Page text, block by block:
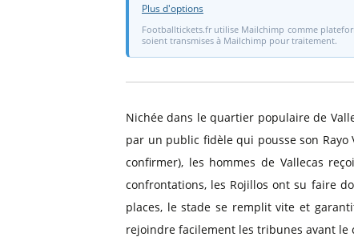
Plus d'options
Footballtickets.fr utilise Mailchimp comme
soient transmises à Mailchimp pour traitement.
Nichée dans le quartier populaire de
par un public fidèle qui pousse son
confirmer), les hommes de Vallecas
confrontations, les Rojillos ont su faire
places, le stade se remplit vite et
rejoindre facilement les tribunes avant le